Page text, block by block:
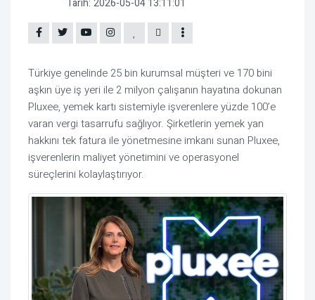
Tarih: 2026-05-04 13:11:01
Türkiye genelinde 25 bin kurumsal müşteri ve 170 bini
aşkın üye iş yeri ile 2 milyon çalışanın hayatına dokunan
Pluxee, yemek kartı sistemiyle işverenlere yüzde 100’e
varan vergi tasarrufu sağlıyor. Şirketlerin yemek yan
hakkını tek fatura ile yönetmesine imkanı sunan Pluxee,
işverenlerin maliyet yönetimini ve operasyonel
süreçlerini kolaylaştırıyor.